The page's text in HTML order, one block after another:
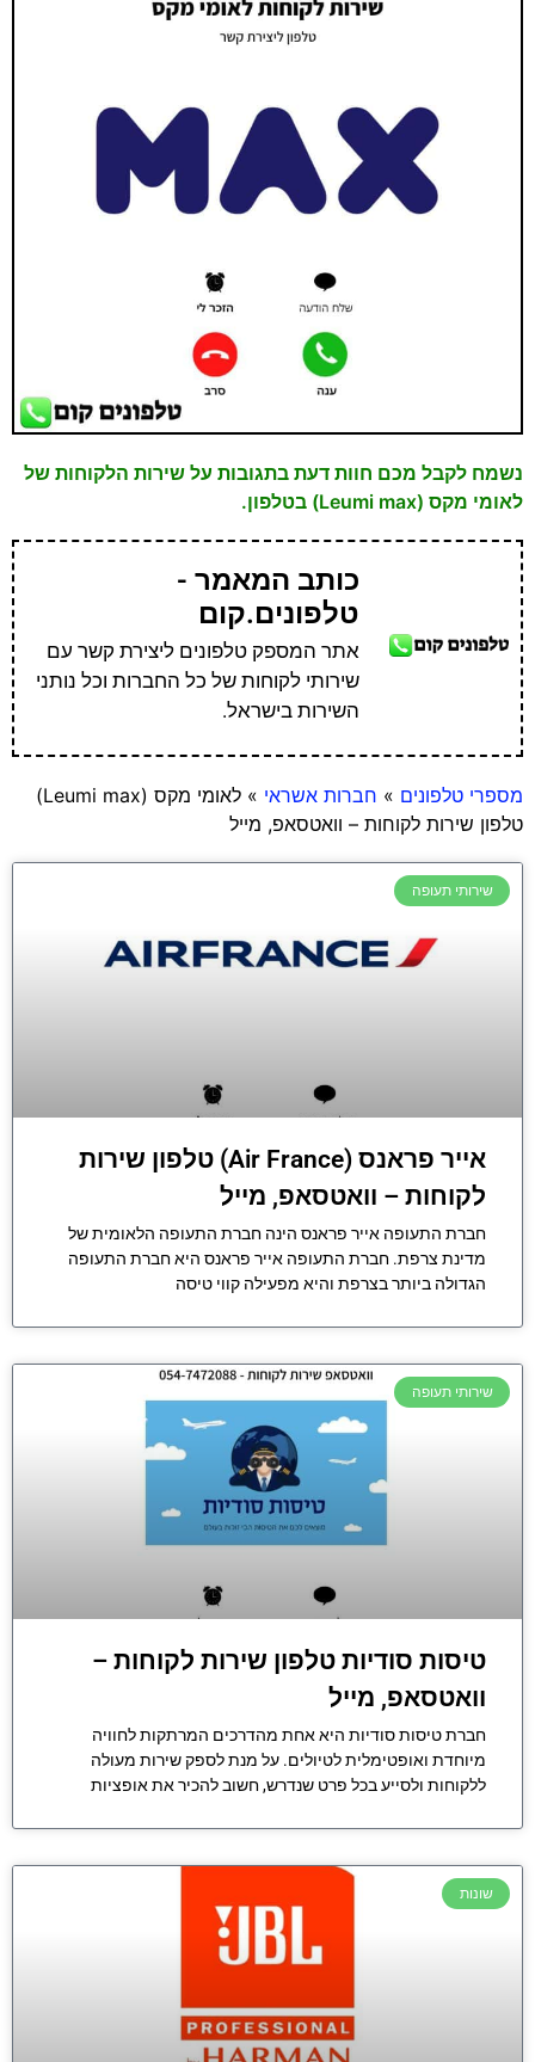
נשמח לקבל מכם חוות דעת בתגובות על שירות הלקוחות של
לאומי מקס (Leumi max) בטלפון.
כותב המאמר -
טלפונים.קום
אתר המספק טלפונים ליצירת קשר עם
שירותי לקוחות של כל החברות וכל נותני
השירות בישראל.
מספרי טלפונים » חברות אשראי »
לאומי מקס (Leumi max)
טלפון שירות לקוחות – וואטסאפ, מייל
שירותי תעופה
אייר פראנס (Air France) טלפון שירות
לקוחות – וואטסאפ, מייל
חברת התעופה אייר פראנס הינה חברת התעופה הלאומית של
מדינת צרפת. חברת התעופה אייר פראנס היא חברת התעופה
הגדולה ביותר בצרפת והיא מפעילה קווי טיסה
שירותי תעופה
טיסות סודיות טלפון שירות לקוחות –
וואטסאפ, מייל
חברת טיסות סודיות היא אחת מהדרכים המרתקות לחוויה
מיוחדת ואופטימלית לטיולים. על מנת לספק שירות מעולה
ללקוחות ולסייע בכל פרט שנדרש, חשוב להכיר את אופציות
שונות